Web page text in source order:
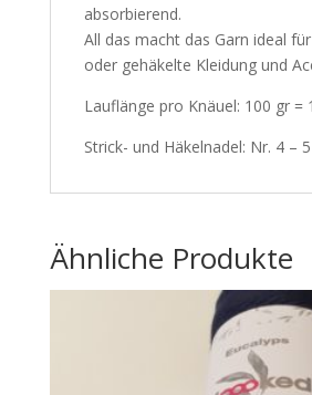
absorbierend.
All das macht das Garn ideal
oder gehäkelte Kleidung und
Lauflänge pro Knäuel: 100 gr =
Strick- und Häkelnadel: Nr. 4 – 5
Ähnliche Produkte